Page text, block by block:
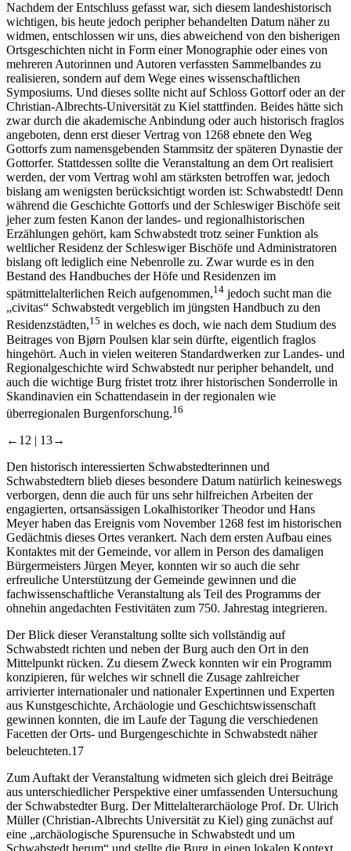
Nachdem der Entschluss gefasst war, sich diesem landeshistorisch
wichtigen, bis heute jedoch peripher behandelten Datum näher zu
widmen, entschlossen wir uns, dies abweichend von den bisherigen
Ortsgeschichten nicht in Form einer Monographie oder eines von
mehreren Autorinnen und Autoren verfassten Sammelbandes zu
realisieren, sondern auf dem Wege eines wissenschaftlichen
Symposiums. Und dieses sollte nicht auf Schloss Gottorf oder an der
Christian-Albrechts-Universität zu Kiel stattfinden. Beides hätte sich
zwar durch die akademische Anbindung oder auch historisch fraglos
angeboten, denn erst dieser Vertrag von 1268 ebnete den Weg
Gottorfs zum namensgebenden Stammsitz der späteren Dynastie der
Gottorfer. Stattdessen sollte die Veranstaltung an dem Ort realisiert
werden, der vom Vertrag wohl am stärksten betroffen war, jedoch
bislang am wenigsten berücksichtigt worden ist: Schwabstedt! Denn
während die Geschichte Gottorfs und der Schleswiger Bischöfe seit
jeher zum festen Kanon der landes- und regionalhistorischen
Erzählungen gehört, kam Schwabstedt trotz seiner Funktion als
weltlicher Residenz der Schleswiger Bischöfe und Administratoren
bislang oft lediglich eine Nebenrolle zu. Zwar wurde es in den
Bestand des Handbuches der Höfe und Residenzen im
spätmittelalterlichen Reich aufgenommen,14 jedoch sucht man die
„civitas“ Schwabstedt vergeblich im jüngsten Handbuch zu den
Residenzstädten,15 in welches es doch, wie nach dem Studium des
Beitrages von Bjørn Poulsen klar sein dürfte, eigentlich fraglos
hingehört. Auch in vielen weiteren Standardwerken zur Landes- und
Regionalgeschichte wird Schwabstedt nur peripher behandelt, und
auch die wichtige Burg fristet trotz ihrer historischen Sonderrolle in
Skandinavien ein Schattendasein in der regionalen wie
überregionalen Burgenforschung.16
←12 | 13→
Den historisch interessierten Schwabstedterinnen und
Schwabstedtern blieb dieses besondere Datum natürlich keineswegs
verborgen, denn die auch für uns sehr hilfreichen Arbeiten der
engagierten, ortsansässigen Lokalhistoriker Theodor und Hans
Meyer haben das Ereignis vom November 1268 fest im historischen
Gedächtnis dieses Ortes verankert. Nach dem ersten Aufbau eines
Kontaktes mit der Gemeinde, vor allem in Person des damaligen
Bürgermeisters Jürgen Meyer, konnten wir so auch die sehr
erfreuliche Unterstützung der Gemeinde gewinnen und die
fachwissenschaftliche Veranstaltung als Teil des Programms der
ohnehin angedachten Festivitäten zum 750. Jahrestag integrieren.
Der Blick dieser Veranstaltung sollte sich vollständig auf
Schwabstedt richten und neben der Burg auch den Ort in den
Mittelpunkt rücken. Zu diesem Zweck konnten wir ein Programm
konzipieren, für welches wir schnell die Zusage zahlreicher
arrivierter internationaler und nationaler Expertinnen und Experten
aus Kunstgeschichte, Archäologie und Geschichtswissenschaft
gewinnen konnten, die im Laufe der Tagung die verschiedenen
Facetten der Orts- und Burgengeschichte in Schwabstedt näher
beleuchteten.17
Zum Auftakt der Veranstaltung widmeten sich gleich drei Beiträge
aus unterschiedlicher Perspektive einer umfassenden Untersuchung
der Schwabstedter Burg. Der Mittelalterarchäologe Prof. Dr. Ulrich
Müller (Christian-Albrechts Universität zu Kiel) ging zunächst auf
eine „archäologische Spurensuche in Schwabstedt und um